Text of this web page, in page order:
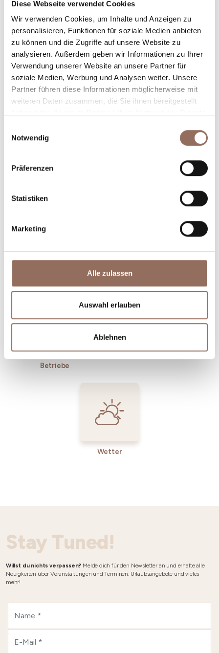
Diese Webseite verwendet Cookies
Wir verwenden Cookies, um Inhalte und Anzeigen zu
personalisieren, Funktionen für soziale Medien anbieten
zu können und die Zugriffe auf unsere Website zu
analysieren. Außerdem geben wir Informationen zu Ihrer
Verwendung unserer Website an unsere Partner für
soziale Medien, Werbung und Analysen weiter. Unsere
Partner führen diese Informationen möglicherweise mit
weiteren Daten zusammen, die Sie ihnen bereitgestellt
Notwendig
Präferenzen
Statistiken
Marketing
Alle zulassen
Auswahl erlauben
Ablehnen
Beds number:13
Dein Urlaub
Plane, wo du übernachtest und isst, was du in jedem
Winkel des Langhe Monferrato Roero unternehmen
Incoming-
Betriebe
Dienste
Wetter
Stay Tuned!
Willst du nichts verpassen? Melde dich für den Newsletter an und erhalte alle
Neuigkeiten über Veranstaltungen und Terminen, Urlaubsangebote und vieles
mehr!